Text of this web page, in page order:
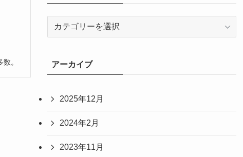
。
リ
ー
アーカイブ
2025年12月
2024年2月
2023年11月